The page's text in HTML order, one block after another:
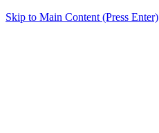
Skip to Main Content (Press Enter)